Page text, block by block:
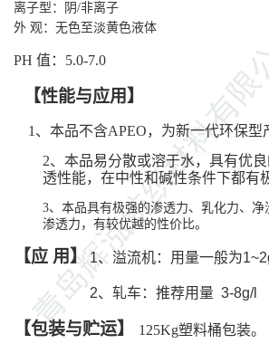
离子型 ： 阴/非离子
外 观： 无色至淡黄色液体
PH 值： 5.0-7.0
【性能与应用】
1、本品不含APEO，为新一代环保型
2、本品易分散或溶于水，具有优
透性能，在中性和碱性条件下都有
3、本品具有极强的渗透力、乳化力、
渗透力，有较优越的性价比。
【应 用】1、 溢流机： 用量一般为1~2
2、 轧车：推荐用量 3-8g/l
【包装与贮运】 125Kg塑料桶包装